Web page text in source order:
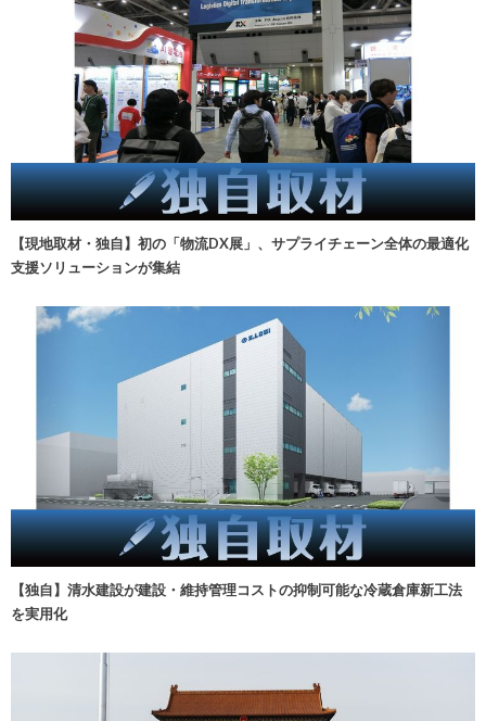
【現地取材・独自】初の「物流DX展」、サプライチェーン全体の最適化
支援ソリューションが集結
【独自】清水建設が建設・維持管理コストの抑制可能な冷蔵倉庫新工法
を実用化